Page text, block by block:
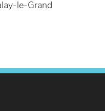
le-Grand